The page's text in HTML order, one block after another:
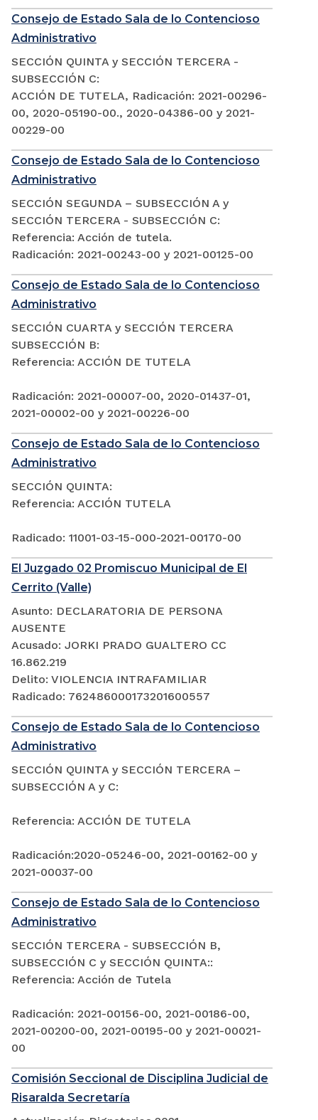
Consejo de Estado Sala de lo Contencioso
Administrativo
SECCIÓN QUINTA y SECCIÓN TERCERA -
SUBSECCIÓN C:
ACCIÓN DE TUTELA, Radicación: 2021-00296-
00, 2020-05190-00., 2020-04386-00 y 2021-
00229-00
Consejo de Estado Sala de lo Contencioso
Administrativo
SECCIÓN SEGUNDA – SUBSECCIÓN A y
SECCIÓN TERCERA - SUBSECCIÓN C:
Referencia: Acción de tutela.
Radicación: 2021-00243-00 y 2021-00125-00
Consejo de Estado Sala de lo Contencioso
Administrativo
SECCIÓN CUARTA y SECCIÓN TERCERA
SUBSECCIÓN B:
Referencia: ACCIÓN DE TUTELA
Radicación: 2021-00007-00, 2020-01437-01,
2021-00002-00 y 2021-00226-00
Consejo de Estado Sala de lo Contencioso
Administrativo
SECCIÓN QUINTA:
Referencia: ACCIÓN TUTELA
Radicado: 11001-03-15-000-2021-00170-00
El Juzgado 02 Promiscuo Municipal de El
Cerrito (Valle)
Asunto: DECLARATORIA DE PERSONA
AUSENTE
Acusado: JORKI PRADO GUALTERO CC
16.862.219
Delito: VIOLENCIA INTRAFAMILIAR
Radicado: 762486000173201600557
Consejo de Estado Sala de lo Contencioso
Administrativo
SECCIÓN QUINTA y SECCIÓN TERCERA –
SUBSECCIÓN A y C:
Referencia: ACCIÓN DE TUTELA
Radicación:2020-05246-00, 2021-00162-00 y
2021-00037-00
Consejo de Estado Sala de lo Contencioso
Administrativo
SECCIÓN TERCERA - SUBSECCIÓN B,
SUBSECCIÓN C y SECCIÓN QUINTA::
Referencia: Acción de Tutela
Radicación: 2021-00156-00, 2021-00186-00,
2021-00200-00, 2021-00195-00 y 2021-00021-
00
Comisión Seccional de Disciplina Judicial de
Risaralda Secretaría